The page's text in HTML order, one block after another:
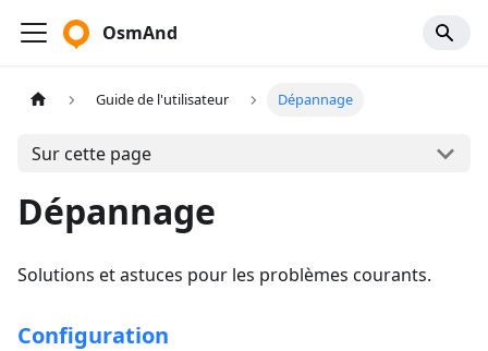
OsmAnd
Guide de l'utilisateur Dépannage
Sur cette page
Dépannage
Solutions et astuces pour les problèmes courants.
Configuration